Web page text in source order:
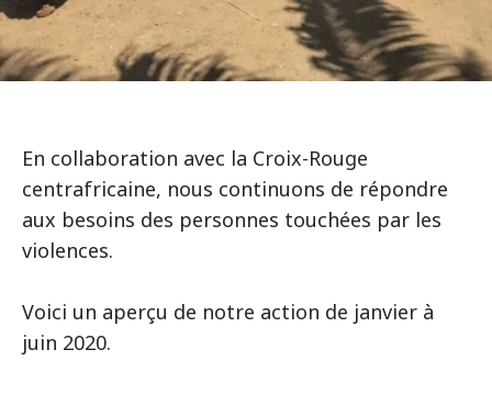
En collaboration avec la Croix-Rouge
centrafricaine, nous continuons de répondre
aux besoins des personnes touchées par les
violences.
Voici un aperçu de notre action de janvier à
juin 2020.